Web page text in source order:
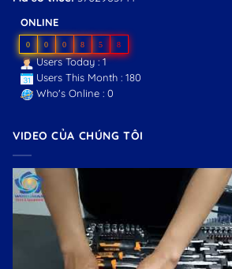
ONLINE
0 0 0 8 5 8
Users Today : 1
Users This Month : 180
Who's Online : 0
VIDEO CỦA CHÚNG TÔI